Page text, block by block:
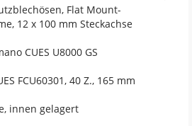
Flat Mount-
12 x 100 mm Steckachse
CUES U8000 GS
FCU60301, 40 Z., 165 mm
innen gelagert